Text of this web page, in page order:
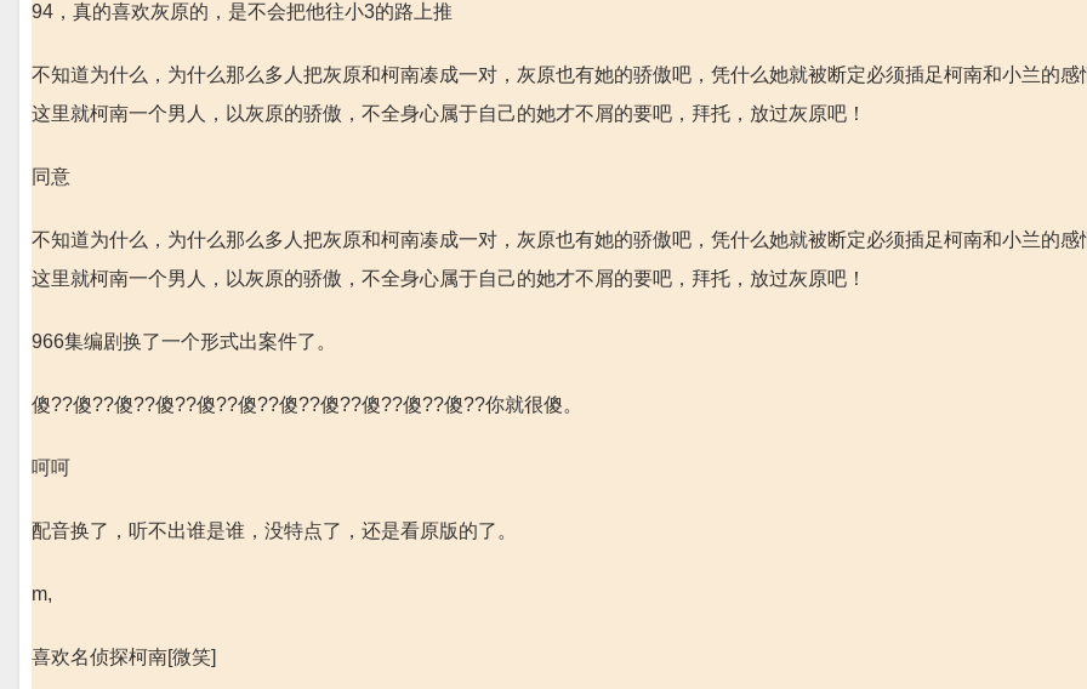
94，真的喜欢灰原的，是不会把他往小3的路上推
不知道为什么，为什么那么多人把灰原和柯南凑成一对，灰原也有她的骄傲吧，凭什么她就被断定必须插足柯南和小兰的感
这里就柯南一个男人，以灰原的骄傲，不全身心属于自己的她才不屑的要吧，拜托，放过灰原吧！
同意
不知道为什么，为什么那么多人把灰原和柯南凑成一对，灰原也有她的骄傲吧，凭什么她就被断定必须插足柯南和小兰的感
这里就柯南一个男人，以灰原的骄傲，不全身心属于自己的她才不屑的要吧，拜托，放过灰原吧！
966集编剧换了一个形式出案件了。
傻??傻??傻??傻??傻??傻??傻??傻??傻??傻??傻??你就很傻。
呵呵
配音换了，听不出谁是谁，没特点了，还是看原版的了。
m,
喜欢名侦探柯南[微笑]